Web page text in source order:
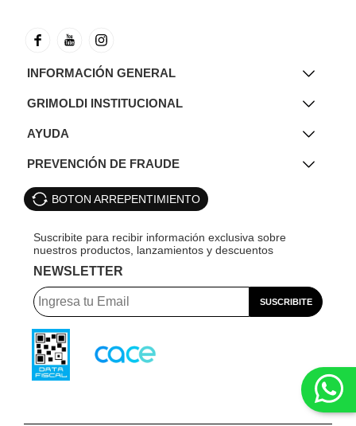
INFORMACIÓN GENERAL
GRIMOLDI INSTITUCIONAL
AYUDA
PREVENCIÓN DE FRAUDE
BOTON ARREPENTIMIENTO
NEWSLETTER